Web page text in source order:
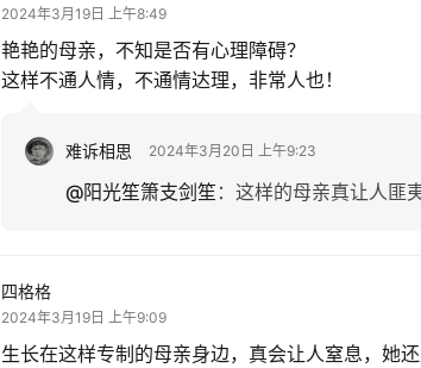
2024年3月19日 上午8:49
艳艳的母亲，不知是否有心理障碍？
这样不通人情，不通情达理，非常人也！
难诉相思 2024年3月20日 上午9:23
@阳光笙箫支剑笙 ： 这样的母亲真让人匪
四格格
2024年3月19日 上午9:09
生长在这样专制的母亲身边，真会让人窒息，她